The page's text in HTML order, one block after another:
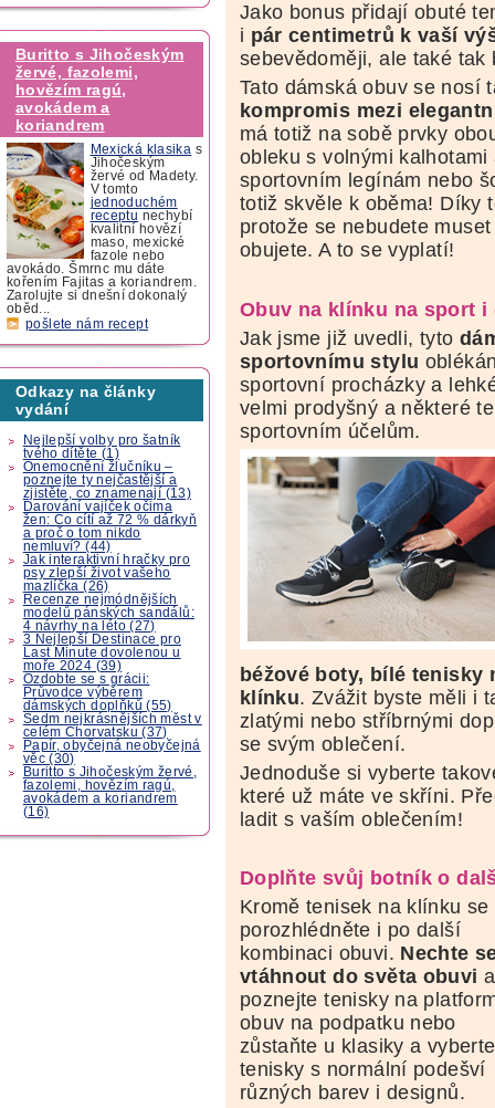
Buritto s Jihočeským
žervé, fazolemi,
hovězím ragú,
avokádem a
koriandrem
Mexická klasika s
Jihočeským
žervé od Madety.
V tomto
jednoduchém
receptu nechybí
kvalitní hovězí
maso, mexické
fazole nebo
avokádo. Šmrnc mu dáte
kořením Fajitas a koriandrem.
Zarolujte si dnešní dokonalý
oběd...
pošlete nám recept
Odkazy na články
vydání
Nejlepší volby pro šatník
tvého dítěte (1)
Onemocnění žlučníku –
poznejte ty nejčastější a
zjistěte, co znamenají (13)
Darování vajíček očima
žen: Co cítí až 72 % dárkyň
a proč o tom nikdo
nemluví? (44)
Jak interaktivní hračky pro
psy zlepší život vašeho
mazlíčka (26)
Recenze nejmódnějších
modelů pánských sandálů:
4 návrhy na léto (27)
3 Nejlepší Destinace pro
Last Minute dovolenou u
moře 2024 (39)
Ozdobte se s grácii:
Průvodce výběrem
dámských doplňků (55)
Sedm nejkrásnějších měst v
celém Chorvatsku (37)
Papír, obyčejná neobyčejná
věc (30)
Buritto s Jihočeským žervé,
fazolemi, hovězím ragú,
avokádem a koriandrem
(16)
Jako bonus přidají obuté
i pár centimetrů k vaší
sebevědoměji, ale také tak
Tato dámská obuv se nosí
kompromis mezi
má totiž na sobě prvky
obleku s volnými
sportovním legínám nebo
totiž skvěle k oběma! Díky
protože se nebudete
obujete. A to se vyplatí!
Obuv na klínku na sport i
Jak jsme již uvedli, tyto
sportovnímu stylu
sportovní procházky a
velmi prodyšný a některé
sportovním účelům.
béžové boty, bílé tenisky
klínku. Zvážit byste měli i
zlatými nebo stříbrnými
se svým oblečení.
Jednoduše si vyberte
které už máte ve skříni.
ladit s vaším oblečením!
Doplňte svůj botník o
Kromě tenisek na klínku se
porozhlédněte i po další
kombinaci obuvi. Nechte
vtáhnout do světa obuvi a
poznejte tenisky na
obuv na podpatku nebo
zůstaňte u klasiky a
tenisky s normální podešví
různých barev i designů.